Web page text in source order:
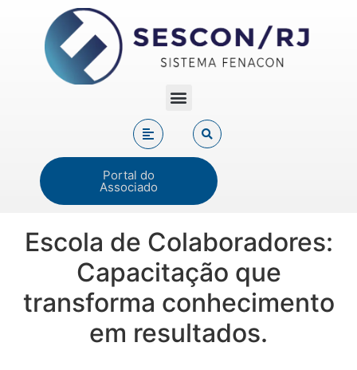
Portal do
Associado
Escola de Colaboradores:
Capacitação que
transforma conhecimento
em resultados.